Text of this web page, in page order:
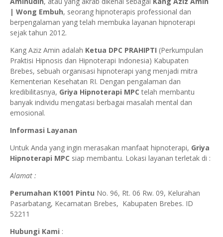
| Wong Embuh, seorang hipnoterapis professional dan
berpengalaman yang telah membuka layanan hipnoterapi
sejak tahun 2012.
Kang Aziz Amin adalah Ketua DPC PRAHIPTI (Perkumpulan
Praktisi Hipnosis dan Hipnoterapi Indonesia) Kabupaten
Brebes, sebuah organisasi hipnoterapi yang menjadi mitra
Kementerian Kesehatan RI. Dengan pengalaman dan
kredibilitasnya, Griya Hipnoterapi MPC telah membantu
banyak individu mengatasi berbagai masalah mental dan
emosional.
Informasi Layanan
Untuk Anda yang ingin merasakan manfaat hipnoterapi, Griya
Hipnoterapi MPC siap membantu. Lokasi layanan terletak di :
Alamat :
Perumahan K1001 Pintu No. 96, Rt. 06 Rw. 09, Kelurahan
Pasarbatang, Kecamatan Brebes, Kabupaten Brebes. ID
52211
Hubungi Kami :